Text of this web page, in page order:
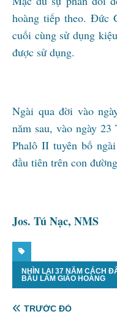
hoàng tiếp theo. Đức
cuối cùng sử dụng
được sử dụng.
Ngài qua đời vào
năm sau, vào ngày
Phalô II tuyên bố
đầu tiên trên con
Jos. Tú Nạc, NMS
NHÌN LẠI 37 NĂM CÁCH
BẦU LÀM GIÁO HOÀNG
TRƯỚC ĐÓ